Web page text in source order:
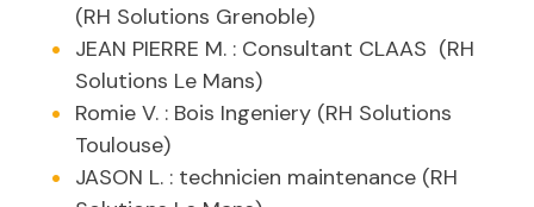
(RH Solutions Grenoble)
JEAN PIERRE M. : Consultant CLAAS (RH
Solutions Le Mans)
Romie V. : Bois Ingeniery (RH Solutions
Toulouse)
JASON L. : technicien maintenance (RH